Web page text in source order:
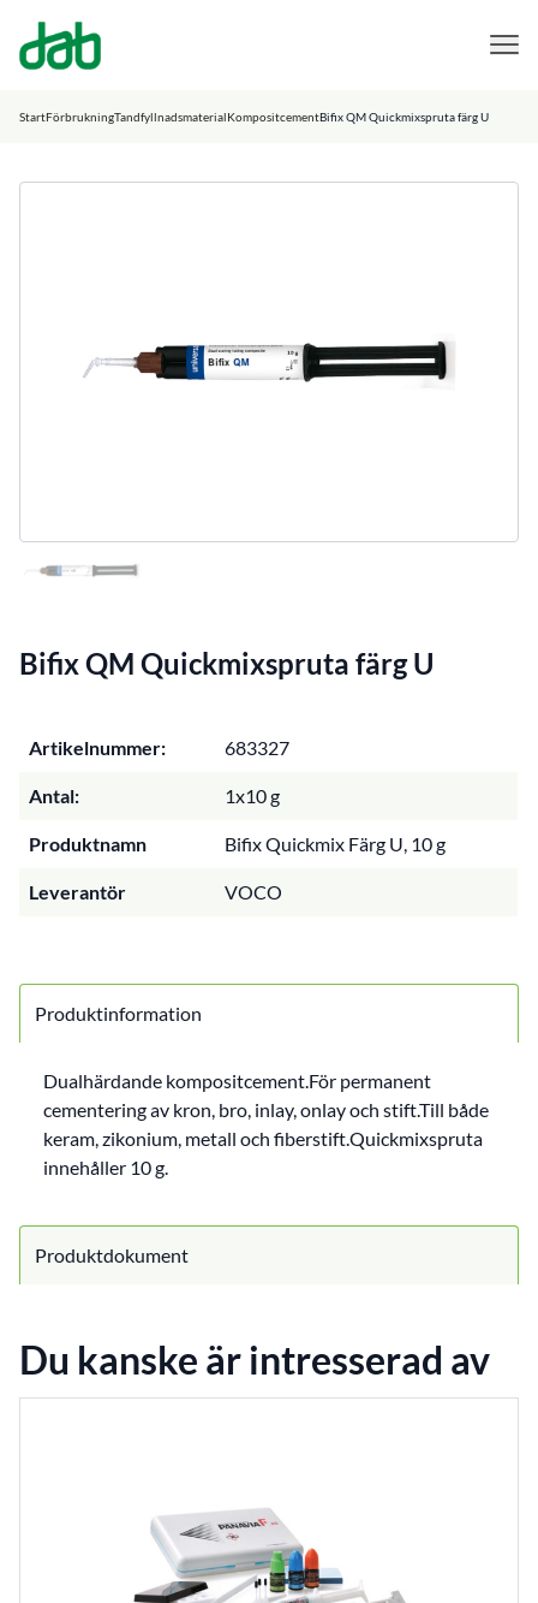
DAB Dental
StartFörbrukningTandfyllnadsmaterialKompositcementBifix QM Quickmixspruta färg U
Bifix QM Quickmixspruta färg U
Artikelnummer: 683327
Antal: 1x10 g
Produktnamn Bifix Quickmix Färg U, 10 g
Leverantör VOCO
Produktinformation
Dualhärdande kompositcement.För permanent
cementering av kron, bro, inlay, onlay och stift.Till både
keram, zikonium, metall och fiberstift.Quickmixspruta
innehåller 10 g.
Produktdokument
Du kanske är intresserad av